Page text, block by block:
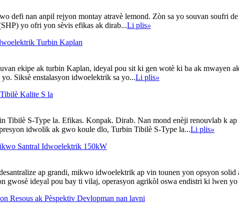
defi nan anpil rejyon montay atravè lemond. Zòn sa yo souvan soufri
yo ofri yon sèvis efikas ak dirab...Li plis»
Turbin Kaplan
ekipe ak turbin Kaplan, ideyal pou sit ki gen wotè ki ba ak
Siksè enstalasyon idwoelektrik sa yo...Li plis»
Kalite S la
Tibilè S-Type la. Efikas. Konpak. Dirab. Nan mond enèji renouvlab k
idwolik ak gwo koule dlo, Turbin Tibilè S-Type la...Li plis»
Santral Idwoelektrik 150kW
ap grandi, mikwo idwoelektrik ap vin tounen yon opsyon
gwosè ideyal pou bay ti vilaj, operasyon agrikòl oswa endistri ki lwen yo
Resous ak Pèspektiv Devlopman nan lavni